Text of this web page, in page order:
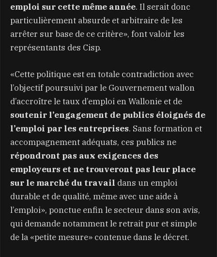
emploi sur cette même année. Il serait donc
particulièrement absurde et arbitraire de les
arrêter sur base de ce critère», font valoir les
représentants des Cisp.
«Cette politique est en totale contradiction avec
l’objectif poursuivi par le Gouvernement wallon
d’accroître le taux d’emploi en Wallonie et de
soutenir l’engagement de publics éloignés de
l’emploi par les entreprises. Sans formation et
accompagnement adéquats, ces publics ne
répondront pas aux exigences des
employeurs et ne trouveront pas leur place
sur le marché du travail dans un emploi
durable et de qualité, même avec une aide à
l’emploi», ponctue enfin le secteur dans son avis,
qui demande notamment le retrait pur et simple
de la «petite mesure» contenue dans le décret.